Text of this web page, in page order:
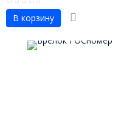
В корзину